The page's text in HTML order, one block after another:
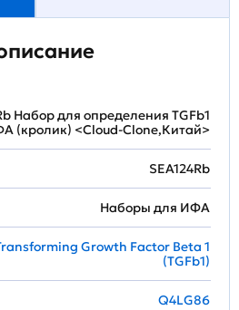
Набор для определения TGFb1
(кролик) <Cloud-Clone,Китай>
SEA124Rb
Наборы для ИФА
Growth Factor Beta 1
(TGFb1)
Q4LG86